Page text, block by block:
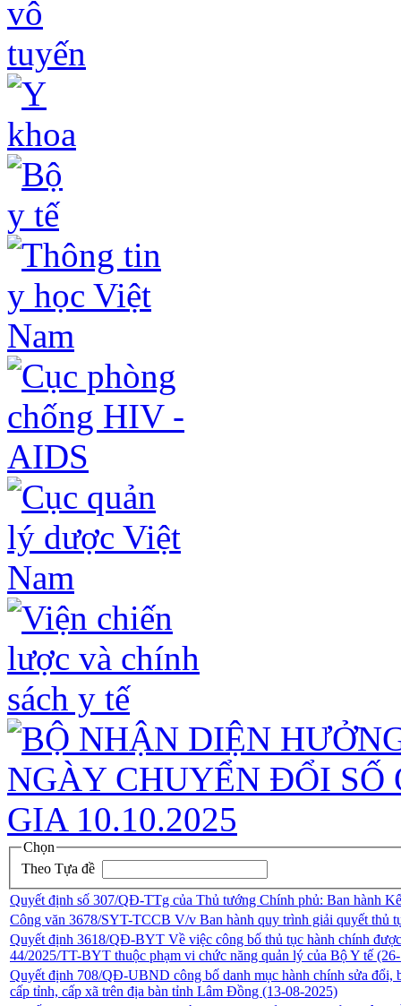
Chọn
Theo Tựa đề
Quyết định số 307/QĐ-TTg của Thủ tướng Chính phủ: Ban hành
Công văn 3678/SYT-TCCB V/v Ban hành quy trình giải quyết thủ
Quyết định 3618/QĐ-BYT Về việc công bố thủ tục hành chính
44/2025/TT-BYT thuộc phạm vi chức năng quản lý của Bộ Y tế
Quyết định 708/QĐ-UBND công bố danh mục hành chính sửa đổi,
cấp tỉnh, cấp xã trên địa bàn tỉnh Lâm Đồng (13-08-2025)